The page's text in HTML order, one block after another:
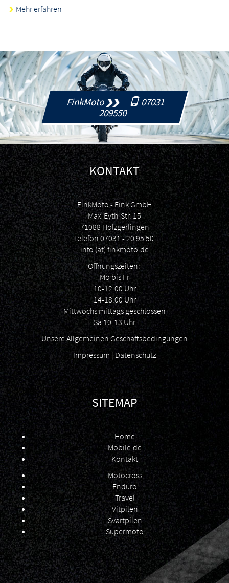
Mehr erfahren
FinkMoto
07031
209550
KONTAKT
FinkMoto - Fink GmbH
Max-Eyth-Str. 15
71088 Holzgerlingen
Telefon07031 - 20 95 50
info (at) finkmoto.de
Öffnungszeiten:
Mo bis Fr
10-12.00 Uhr
14-18.00 Uhr
Mittwochs mittags geschlossen
Sa 10-13 Uhr
Unsere Allgemeinen Geschäftsbedingungen
Impressum |Datenschutz
SITEMAP
Home
Mobile.de
Kontakt
Motocross
Enduro
Travel
Vitpilen
Svartpilen
Supermoto